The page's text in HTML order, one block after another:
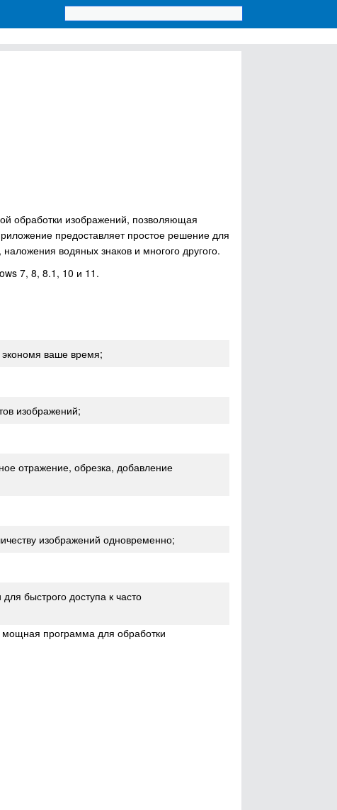
обработки изображений, позволяющая
предоставляет простое решение для
водяных знаков и многого другого.
7, 8, 8.1, 10 и 11.
ваше время;
изображений;
отражение, обрезка, добавление
изображений одновременно;
быстрого доступа к часто
программа для обработки